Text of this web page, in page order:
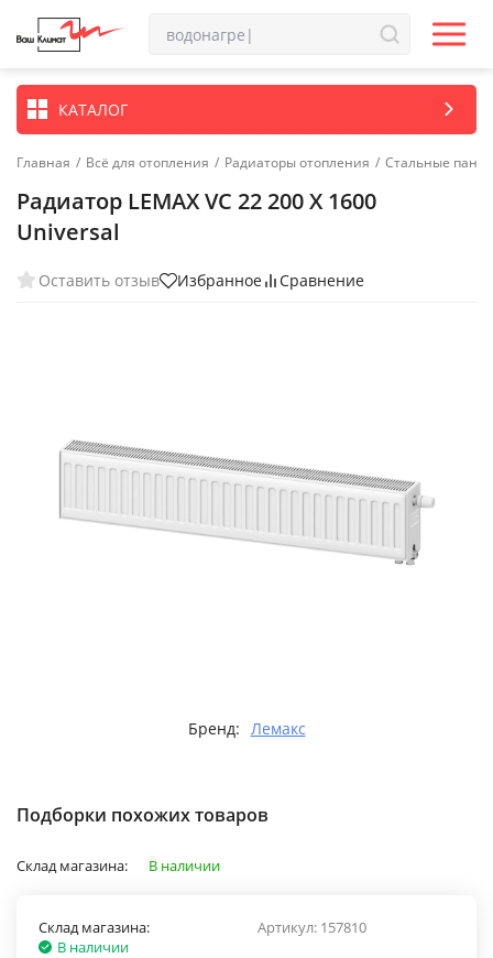
КАТАЛОГ
Главная / Всё для отопления / Радиаторы отопления / Стальные
Радиатор LEMAX VC 22 200 X 1600
Universal
Оставить отзыв Избранное Сравнение
Бренд: Лемакс
Подборки похожих товаров
Склад магазина: В наличии
Артикул: 157810
Склад магазина:
В наличии